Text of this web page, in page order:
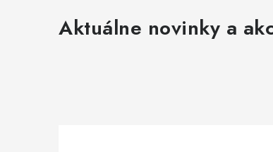
Aktuálne novinky a